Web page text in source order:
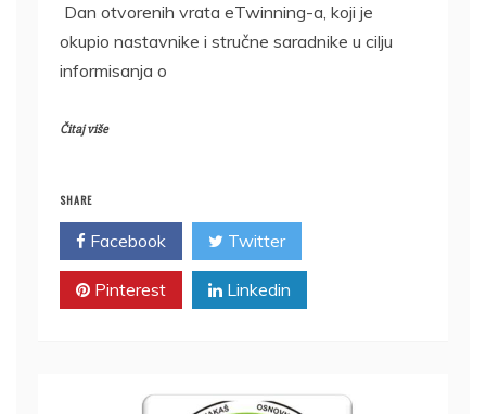
Dan otvorenih vrata eTwinning-a, koji je
okupio nastavnike i stručne saradnike u cilju
informisanja o
Čitaj više
SHARE
Facebook Twitter
Pinterest Linkedin